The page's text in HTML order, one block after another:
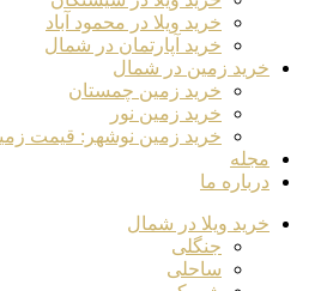
خرید ویلا در محمود آباد
خرید آپارتمان در شمال
خرید زمین در شمال
خرید زمین چمستان
خرید زمین نور
خرید زمین نوشهر: قیمت زمین
مجله
درباره ما
خرید ویلا در شمال
جنگلی
ساحلی